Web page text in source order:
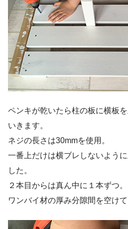
ペンキが乾いたら柱の板に横板
いきます。
ネジの長さは30mmを使用。
一番上だけは横ブレしないよう
した。
２本目からは真ん中に１本ずつ。
ワンバイ材の厚み分隙間を空け